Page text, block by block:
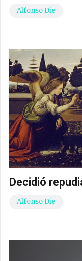
Alfonso Die
Decidió
Alfonso Die